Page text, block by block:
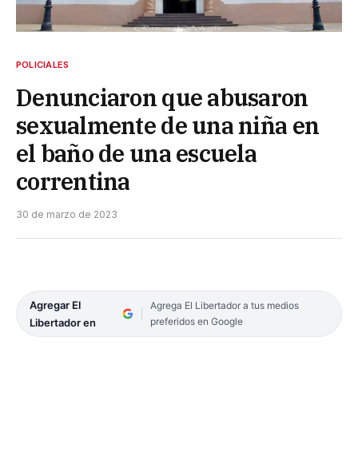
POLICIALES
Denunciaron que abusaron
sexualmente de una niña en
el baño de una escuela
correntina
30 de marzo de 2023
Agregar El
Libertador en
Agrega El Libertador a tus medios
preferidos en Google